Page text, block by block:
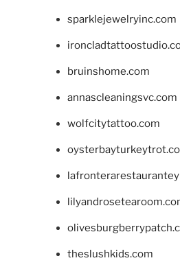
sparklejewelryinc.com
bruinshome.com
annascleaningsvc.com
wolfcitytattoo.com
theslushkids.com